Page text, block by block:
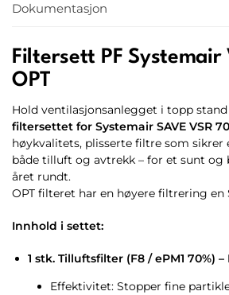
Dokumentasjon
Filtersett PF Systemair
OPT
Hold ventilasjonsanlegget i topp
filtersettet for Systemair SAVE VSR
høykvalitets, plisserte filtre som sikrer
både tilluft og avtrekk – for et sunt og
året rundt.
OPT filteret har en høyere filtrering en
Innhold i settet:
1 stk. Tilluftsfilter (F8 / ePM1 70%)
Effektivitet: Stopper fine